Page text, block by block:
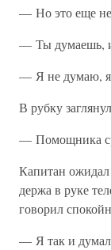
— Но это еще не
— Ты думаешь,
— Я не думаю,
В рубку
— Помощника
Капитан
держа в руке
говорил
— Я так и